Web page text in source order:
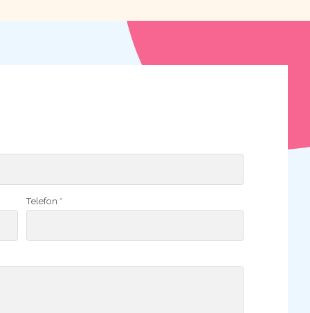
Telefon *